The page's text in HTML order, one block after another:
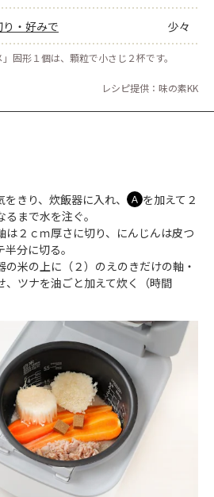
・好みで 少々
」固形１個は、顆粒で小さじ２杯です。
レシピ提供：味の素KK
きり、炊飯器に入れ、 Ａ を加えて２
まで水を注ぐ。
は２ｃｍ厚さに切り、にんじんは皮つ
分に切る。
の米の上に（２）のえのきだけの軸・
、ツナを油ごと加えて炊く（時間